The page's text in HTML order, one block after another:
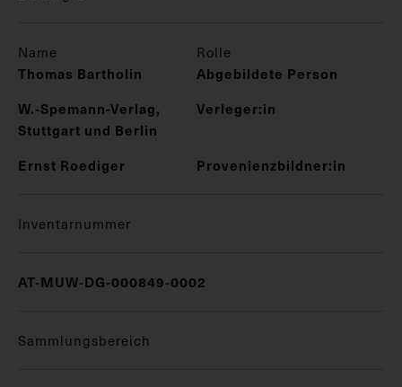
Name Rolle
Thomas Bartholin
Abgebildete Person
W.-Spemann-Verlag,
Stuttgart und Berlin
Verleger:in
Ernst Roediger Provenienzbildner:in
Inventarnummer
AT-MUW-DG-000849-0002
Sammlungsbereich